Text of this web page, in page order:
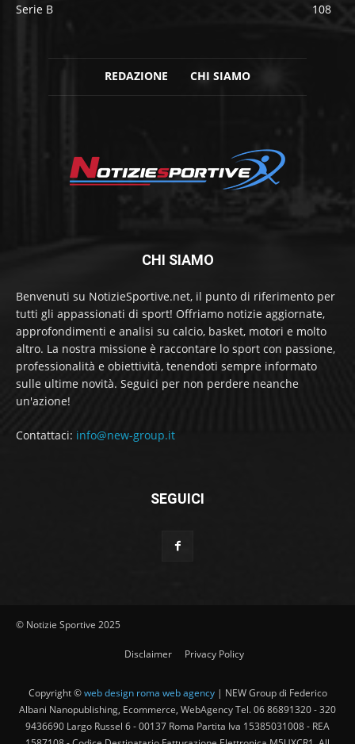
Serie B
108
REDAZIONE CHI SIAMO
CHI SIAMO
Benvenuti su NotizieSportive.net, il punto di riferimento per
tutti gli appassionati di sport! Offriamo notizie aggiornate,
approfondimenti e analisi su calcio, basket, motori e molto
altro. La nostra missione è raccontare lo sport con passione,
professionalità e obiettività, tenendoti sempre informato
sulle ultime novità. Seguici per non perdere neanche
un'azione!
Contattaci: info@new-group.it
SEGUICI
© Notizie Sportive 2025
Disclaimer Privacy Policy
Copyright ©web design roma web agency| NEW Group di Federico
Albani Nanopublishing, Ecommerce, WebAgency Tel. 06 86891320 - 320
9436690 Largo Russel 6 - 00137 Roma Partita Iva 15385031008 - REA